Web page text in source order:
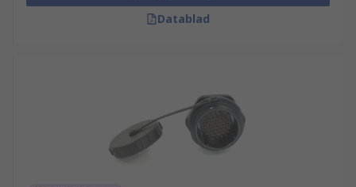
Datablad